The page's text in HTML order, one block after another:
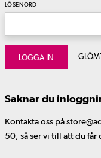
LÖSENORD
LOGGA IN
Saknar du
Kontakta oss på
50, så ser vi till att du